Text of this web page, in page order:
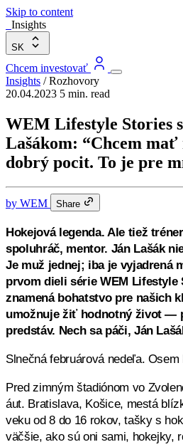
Skip to content
Insights
SK
Chcem investovať
Insights / Rozhovory
20.04.2023 5 min. read
WEM Lifestyle Stories
Lašákom: “Chcem mať
dobrý pocit. To je pre
by WEM Share
Hokejová legenda. Ale tiež
spoluhráč, mentor. Ján Lašák
Je muž jednej; iba je vyjadrená
prvom dieli série WEM Lifestyle
znamená bohatstvo pre našich
umožnuje žiť hodnotný život —
predstáv. Nech sa páči, Ján
Slnečná februárová nedeľa.
Pred zimným štadiónom vo
áut. Bratislava, Košice, mestá
veku od 8 do 16 rokov, tašky s
väčšie, ako sú oni sami, hokejky,